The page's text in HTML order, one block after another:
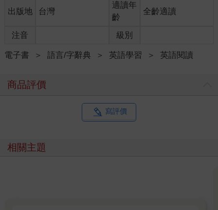
出版地 台灣
適讀年
齡
全齡適讀
注音 級別
電子書 ＞ 語言/字辭典 ＞ 英語學習 ＞ 英語閱讀
商品評價
寫評價
相關主題